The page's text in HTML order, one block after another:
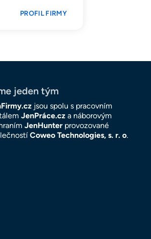
PROFIL FIRMY
jeden tým
jsou spolu s pracovním
JenPráce.cz a náborovým
JenHunter provozované
Coweo Technologies, s. r. o.